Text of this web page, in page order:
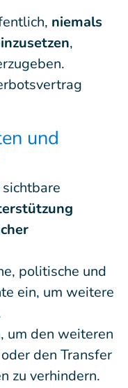
niemals
,
und
politische und
ein, um weitere
um den weiteren
den Transfer
zu verhindern.